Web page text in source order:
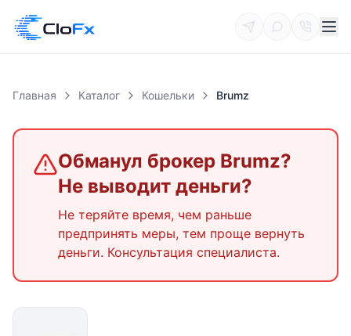
Главная Каталог Кошельки Brumz
Обманул брокер Brumz?
Не выводит деньги?
Не теряйте время, чем раньше
предпринять меры, тем проще вернуть
деньги. Консультация специалиста.